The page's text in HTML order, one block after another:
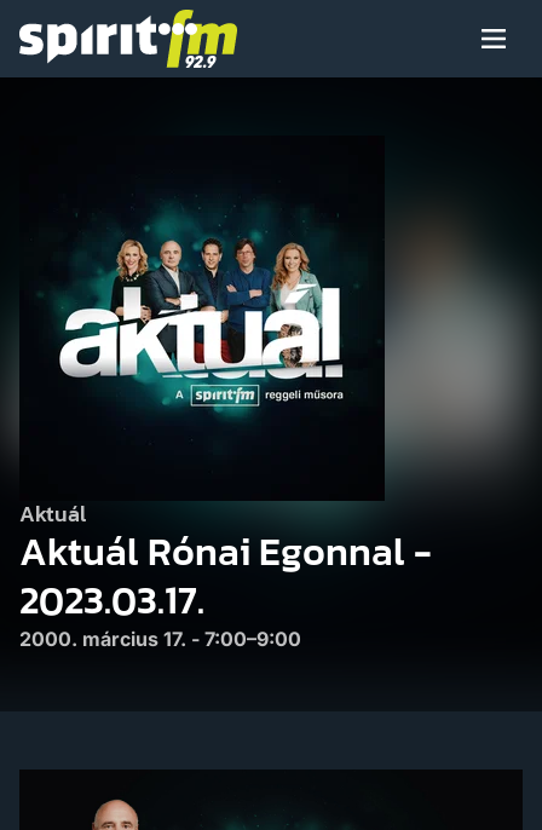
Spirit
Menü
Arcaink
Műsor
Hírek
Aktuál
Aktuál Rónai Egonnal -
2023.03.17.
2000. március 17. - 7:00–9:00